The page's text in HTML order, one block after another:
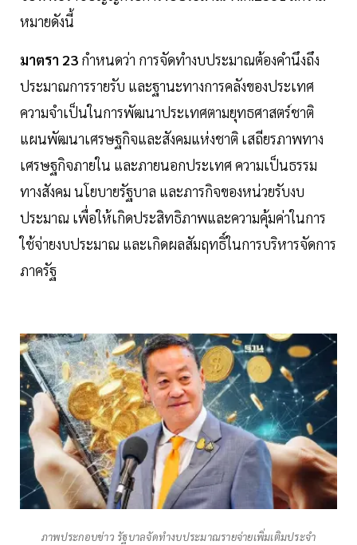
หมายดังนี้
มาตรา 23 กำหนดว่า การจัดทำงบประมาณต้องคำนึงถึง
ประมาณการรายรับ และฐานะทางการคลังของประเทศ
ความจําเป็นในการพัฒนาประเทศตามยุทธศาสตร์ชาติ
แผนพัฒนาเศรษฐกิจและสังคมแห่งชาติ เสถียรภาพทาง
เศรษฐกิจภายใน และภายนอกประเทศ ความเป็นธรรม
ทางสังคม นโยบายรัฐบาล และภารกิจของหน่วยรับงบ
ประมาณ เพื่อให้เกิดประสิทธิภาพและความคุ้มค่าในการ
ใช้จ่ายงบประมาณ และเกิดผลสัมฤทธิ์ในการบริหารจัดการ
ภาครัฐ
ภาพประกอบข่าว รัฐบาลจัดทำงบประมาณรายจ่ายเพิ่มเติมประจำ